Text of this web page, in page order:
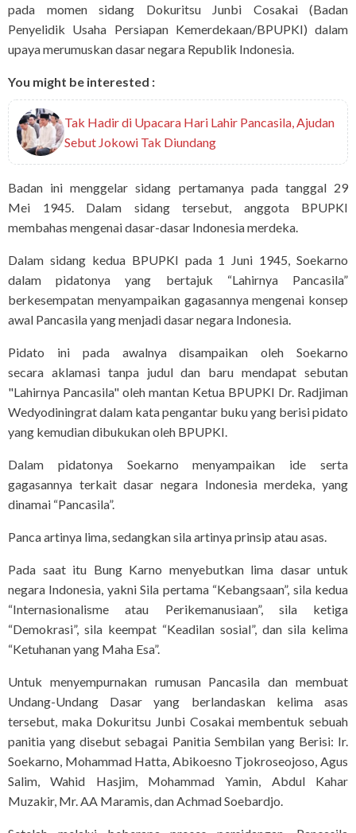
pada momen sidang Dokuritsu Junbi Cosakai (Badan
Penyelidik Usaha Persiapan Kemerdekaan/BPUPKI) dalam
upaya merumuskan dasar negara Republik Indonesia.
You might be interested :
Tak Hadir di Upacara Hari Lahir Pancasila, Ajudan
Sebut Jokowi Tak Diundang
Badan ini menggelar sidang pertamanya pada tanggal 29
Mei 1945. Dalam sidang tersebut, anggota BPUPKI
membahas mengenai dasar-dasar Indonesia merdeka.
Dalam sidang kedua BPUPKI pada 1 Juni 1945, Soekarno
dalam pidatonya yang bertajuk “Lahirnya Pancasila”
berkesempatan menyampaikan gagasannya mengenai konsep
awal Pancasila yang menjadi dasar negara Indonesia.
Pidato ini pada awalnya disampaikan oleh Soekarno
secara aklamasi tanpa judul dan baru mendapat sebutan
"Lahirnya Pancasila" oleh mantan Ketua BPUPKI Dr. Radjiman
Wedyodiningrat dalam kata pengantar buku yang berisi pidato
yang kemudian dibukukan oleh BPUPKI.
Dalam pidatonya Soekarno menyampaikan ide serta
gagasannya terkait dasar negara Indonesia merdeka, yang
dinamai “Pancasila”.
Panca artinya lima, sedangkan sila artinya prinsip atau asas.
Pada saat itu Bung Karno menyebutkan lima dasar untuk
negara Indonesia, yakni Sila pertama “Kebangsaan”, sila kedua
“Internasionalisme atau Perikemanusiaan”, sila ketiga
“Demokrasi”, sila keempat “Keadilan sosial”, dan sila kelima
“Ketuhanan yang Maha Esa”.
Untuk menyempurnakan rumusan Pancasila dan membuat
Undang-Undang Dasar yang berlandaskan kelima asas
tersebut, maka Dokuritsu Junbi Cosakai membentuk sebuah
panitia yang disebut sebagai Panitia Sembilan yang Berisi: Ir.
Soekarno, Mohammad Hatta, Abikoesno Tjokroseojoso, Agus
Salim, Wahid Hasjim, Mohammad Yamin, Abdul Kahar
Muzakir, Mr. AA Maramis, dan Achmad Soebardjo.